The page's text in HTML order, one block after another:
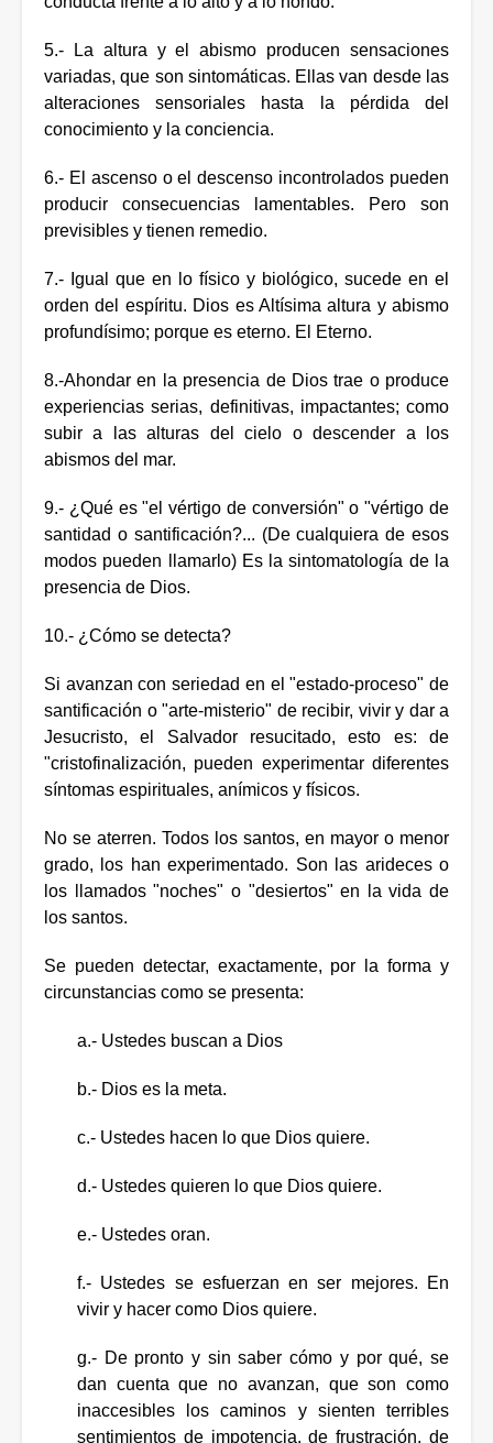
5.- La altura y el abismo producen sensaciones
variadas, que son sintomáticas. Ellas van desde las
alteraciones sensoriales hasta la pérdida del
conocimiento y la conciencia.
6.- El ascenso o el descenso incontrolados pueden
producir consecuencias lamentables. Pero son
previsibles y tienen remedio.
7.- Igual que en lo físico y biológico, sucede en el
orden del espíritu. Dios es Altísima altura y abismo
profundísimo; porque es eterno. El Eterno.
8.-Ahondar en la presencia de Dios trae o produce
experiencias serias, definitivas, impactantes; como
subir a las alturas del cielo o descender a los
abismos del mar.
9.- ¿Qué es "el vértigo de conversión" o "vértigo de
santidad o santificación?... (De cualquiera de esos
modos pueden llamarlo) Es la sintomatología de la
presencia de Dios.
10.- ¿Cómo se detecta?
Si avanzan con seriedad en el "estado-proceso" de
santificación o "arte-misterio" de recibir, vivir y dar a
Jesucristo, el Salvador resucitado, esto es: de
"cristofinalización, pueden experimentar diferentes
síntomas espirituales, anímicos y físicos.
No se aterren. Todos los santos, en mayor o menor
grado, los han experimentado. Son las arideces o
los llamados "noches" o "desiertos" en la vida de
los santos.
Se pueden detectar, exactamente, por la forma y
circunstancias como se presenta:
a.- Ustedes buscan a Dios
b.- Dios es la meta.
c.- Ustedes hacen lo que Dios quiere.
d.- Ustedes quieren lo que Dios quiere.
e.- Ustedes oran.
f.- Ustedes se esfuerzan en ser mejores. En
vivir y hacer como Dios quiere.
g.- De pronto y sin saber cómo y por qué, se
dan cuenta que no avanzan, que son como
inaccesibles los caminos y sienten terribles
sentimientos de impotencia, de frustración, de